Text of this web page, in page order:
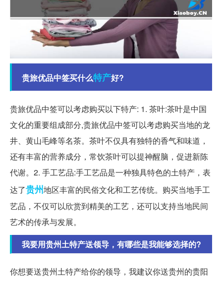
贵旅优品中签买什么特产好?
贵旅优品中签可以考虑购买以下特产: 1. 茶叶:茶叶是中国
文化的重要组成部分,贵旅优品中签可以考虑购买当地的龙
井、黄山毛峰等名茶。茶叶不仅具有独特的香气和味道，
还有丰富的营养成分，常饮茶叶可以提神醒脑，促进新陈
代谢。2. 手工艺品:手工艺品是一种独具特色的土特产，表
达了贵州地区丰富的民俗文化和工艺传统。购买当地手工
艺品，不仅可以欣赏到精美的工艺，还可以支持当地民间
艺术的传承与发展。
我要用贵州土特产送领导，有哪些是我能够选择的?
你想要送贵州土特产给你的领导，我建议你送贵州的贵阳